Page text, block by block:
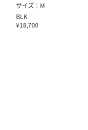
サイズ：M
BLK
¥18,700